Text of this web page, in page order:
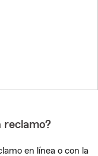
reclamo?
en línea o con la